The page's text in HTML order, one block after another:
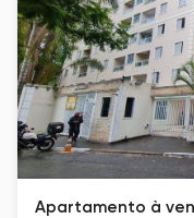
Apartamento à